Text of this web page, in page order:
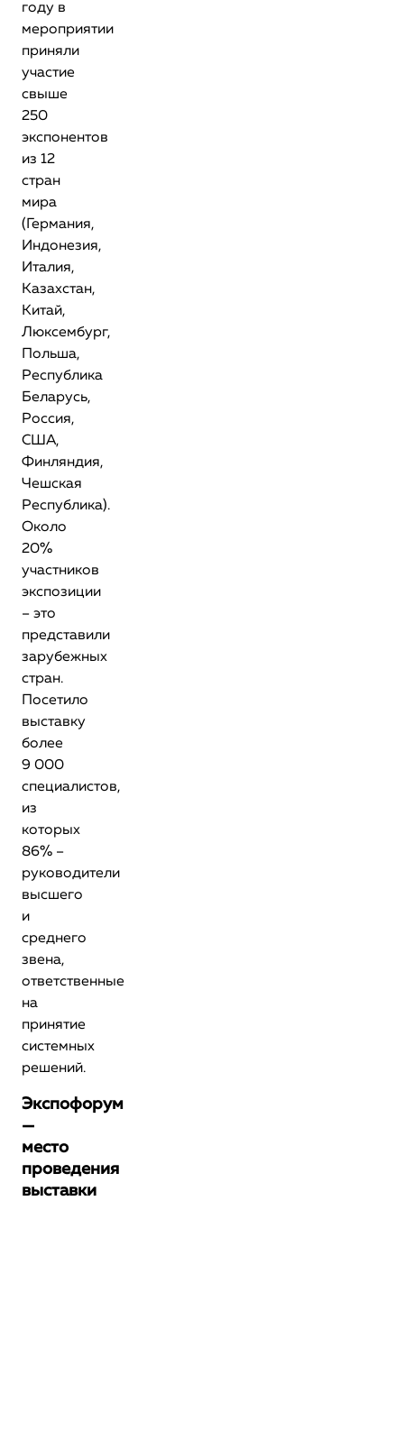
году в
мероприятии
приняли
участие
свыше
250
экспонентов
из 12
стран
мира
(Германия,
Индонезия,
Италия,
Казахстан,
Китай,
Люксембург,
Польша,
Республика
Беларусь,
Россия,
США,
Финляндия,
Чешская
Республика).
Около
20%
участников
экспозиции
– это
представили
зарубежных
стран.
Посетило
выставку
более
9 000
специалистов,
из
которых
86% –
руководители
высшего
и
среднего
звена,
ответственные
на
принятие
системных
решений.
Экспофорум
—
место
проведения
выставки